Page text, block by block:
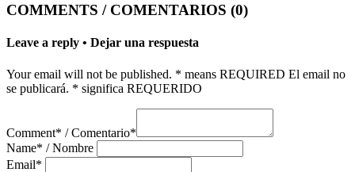
COMMENTS / COMENTARIOS (0)
Leave a reply • Dejar una respuesta
Your email will not be published. * means REQUIRED El email no
se publicará. * significa REQUERIDO
Comment* / Comentario*
Name* / Nombre
Email*